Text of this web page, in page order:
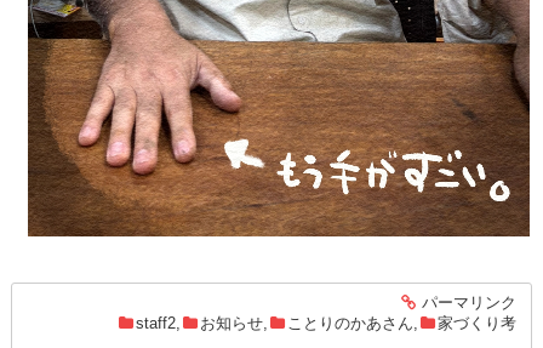
entry1492
パーマリンク
staff2, お知らせ, ことりのかあさん, 家づくり考